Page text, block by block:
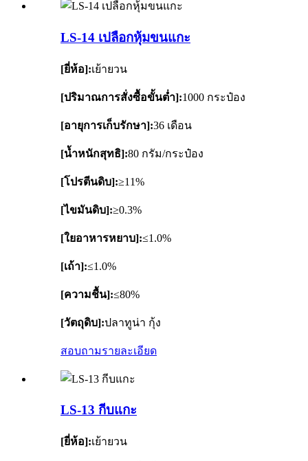
LS-14 เปลือกหุ้มขนแกะ
[ยี่ห้อ]:เย้ายวน
[ปริมาณการสั่งซื้อขั้นต่ำ]:1000 กระป๋อง
[อายุการเก็บรักษา]:36 เดือน
[น้ำหนักสุทธิ]:80 กรัม/กระป๋อง
[โปรตีนดิบ]:≥11%
[ไขมันดิบ]:≥0.3%
[ใยอาหารหยาบ]:≤1.0%
[เถ้า]:≤1.0%
[ความชื้น]:≤80%
[วัตถุดิบ]:ปลาทูน่า กุ้ง
สอบถามรายละเอียด
LS-13 กีบแกะ
[ยี่ห้อ]:เย้ายวน